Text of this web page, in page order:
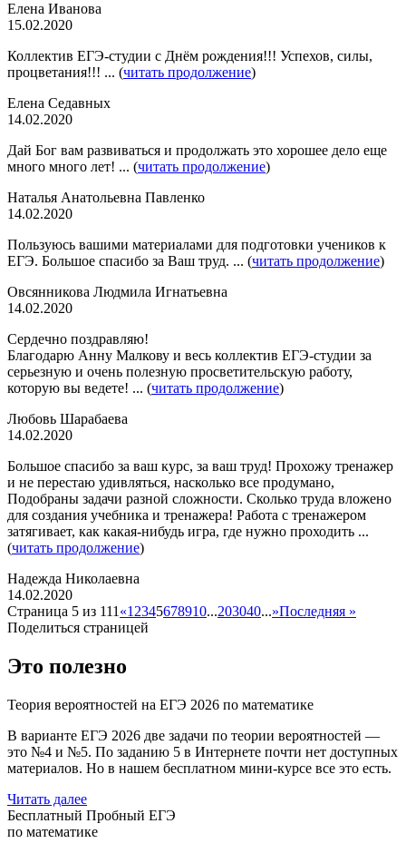
Елена Иванова
15.02.2020
Коллектив ЕГЭ-студии с Днём рождения!!! Успехов, силы,
процветания!!! ... (читать продолжение)
Елена Седавных
14.02.2020
Дай Бог вам развиваться и продолжать это хорошее дело еще
много много лет! ... (читать продолжение)
Наталья Анатольевна Павленко
14.02.2020
Пользуюсь вашими материалами для подготовки учеников к
ЕГЭ. Большое спасибо за Ваш труд. ... (читать продолжение)
Овсянникова Людмила Игнатьевна
14.02.2020
Сердечно поздравляю!
Благодарю Анну Малкову и весь коллектив ЕГЭ-студии за
серьезную и очень полезную просветительскую работу,
которую вы ведете! ... (читать продолжение)
Любовь Шарабаева
14.02.2020
Большое спасибо за ваш курс, за ваш труд! Прохожу тренажер
и не перестаю удивляться, насколько все продумано,
Подобраны задачи разной сложности. Сколько труда вложено
для создания учебника и тренажера! Работа с тренажером
затягивает, как какая-нибудь игра, где нужно проходить ...
(читать продолжение)
Надежда Николаевна
14.02.2020
Страница 5 из 111 «1 2345678910...203040...»Последняя »
Поделиться страницей
Это полезно
Теория вероятностей на ЕГЭ 2026 по математике
В варианте ЕГЭ 2026 две задачи по теории вероятностей —
это №4 и №5. По заданию 5 в Интернете почти нет доступных
материалов. Но в нашем бесплатном мини-курсе все это есть.
Читать далее
Бесплатный Пробный ЕГЭ
по математике